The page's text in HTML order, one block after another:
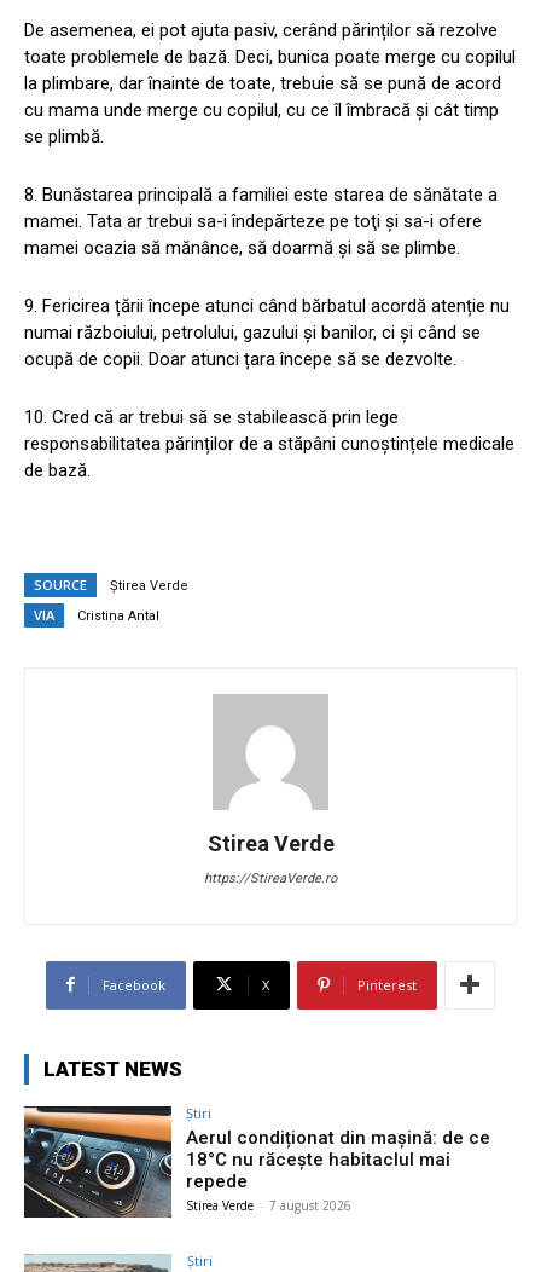
De asemenea, ei pot ajuta pasiv, cerând părinților să rezolve
toate problemele de bază. Deci, bunica poate merge cu copilul
la plimbare, dar înainte de toate, trebuie să se pună de acord
cu mama unde merge cu copilul, cu ce îl îmbracă și cât timp
se plimbă.
8. Bunăstarea principală a familiei este starea de sănătate a
mamei. Tata ar trebui sa-i îndepărteze pe toţi şi sa-i ofere
mamei ocazia să mănânce, să doarmă şi să se plimbe.
9. Fericirea țării începe atunci când bărbatul acordă atenție nu
numai războiului, petrolului, gazului și banilor, ci și când se
ocupă de copii. Doar atunci țara începe să se dezvolte.
10. Cred că ar trebui să se stabilească prin lege
responsabilitatea părinților de a stăpâni cunoștințele medicale
de bază.
SOURCE Știrea Verde
VIA Cristina Antal
Stirea Verde
https://StireaVerde.ro
Facebook X Pinterest
LATEST NEWS
Știri
Aerul condiționat din mașină: de ce
18°C nu răcește habitaclul mai
repede
Stirea Verde - 7 august 2026
Știri